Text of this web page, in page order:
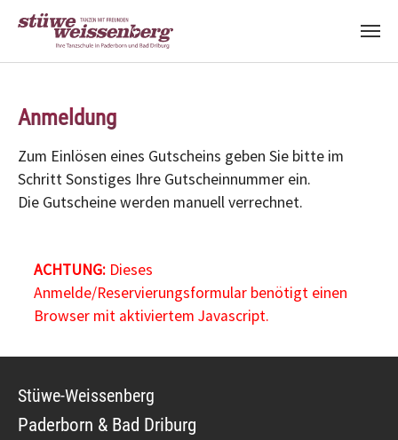
Anmeldung
Zum Einlösen eines Gutscheins geben Sie bitte im
Schritt Sonstiges Ihre Gutscheinnummer ein.
Die Gutscheine werden manuell verrechnet.
ACHTUNG:Dieses
Anmelde/Reservierungsformular benötigt einen
Browser mit aktiviertem Javascript.
Stüwe-Weissenberg
Paderborn & Bad Driburg